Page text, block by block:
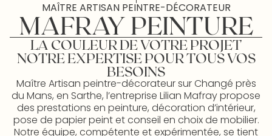
MAÎTRE ARTISAN PEINTRE-DÉCORATEUR
MAFRAY PEINTURE
LA COULEUR DE VOTRE PROJET
NOTRE EXPERTISE POUR TOUS VOS
BESOINS
Maître Artisan peintre-décorateur sur Changé près
du Mans, en Sarthe, l’entreprise Lilian Mafray propose
des prestations en peinture, décoration d’intérieur,
pose de papier peint et conseil en choix de mobilier.
Notre équipe, compétente et expérimentée, se tient